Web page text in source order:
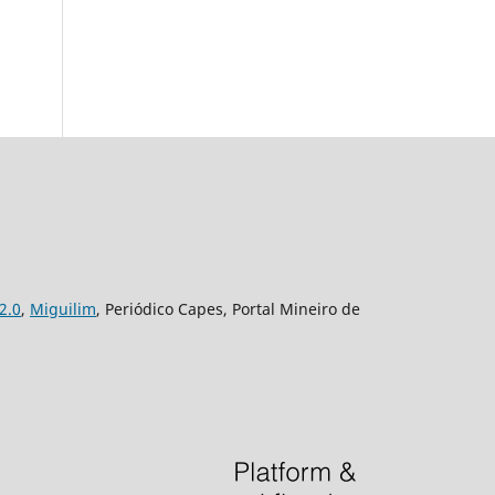
, Miguilim, Periódico Capes, Portal Mineiro de